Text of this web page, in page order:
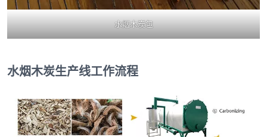
水烟木炭包
水烟木炭生产线工作流程